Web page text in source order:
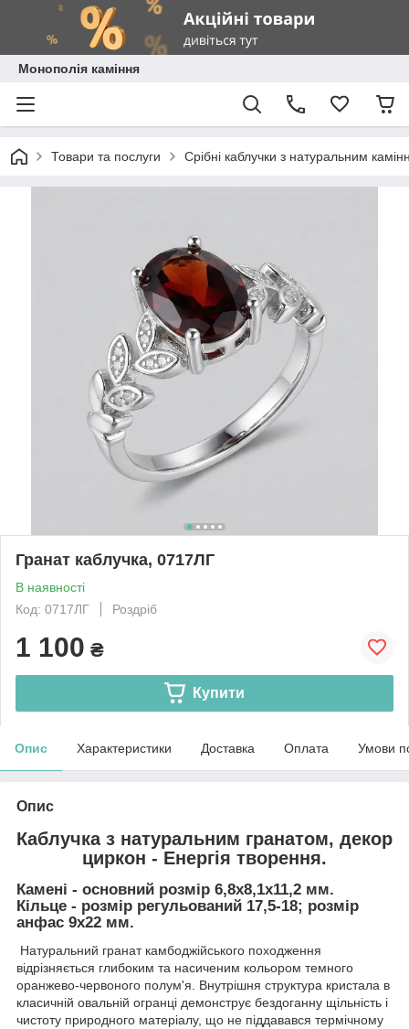
Монополія каміння
Товари та послуги Срібні каблучки з натуральним
Гранат каблучка, 0717ЛГ
В наявності
Код: 0717ЛГ
Роздріб
1 100 ₴
Купити
Опис Характеристики Доставка Оплата Умови
Опис
Каблучка з натуральним гранатом, декор
циркон - Енергія творення.
Камені - основний розмір 6,8х8,1х11,2 мм.
Кільце - розмір регульований 17,5-18; розмір
анфас 9х22 мм.
Натуральний гранат камбоджійського походження
відрізняється глибоким та насиченим кольором темного
оранжево-червоного полум'я. Внутрішня структура кристала в
класичній овальній огранці демонструє бездоганну щільність і
чистоту природного матеріалу, що не піддавався термічному